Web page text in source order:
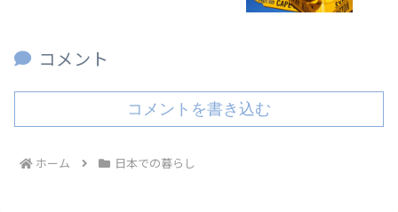
コメント
コメントを書き込む
ホーム 日本での暮らし